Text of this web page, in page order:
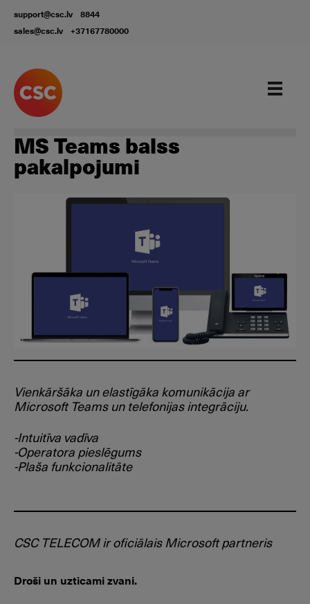
support@csc.lv
8844
sales@csc.lv
+37167780000
Our services
MS Teams balss
pakalpojumi
Vienkāršāka un elastīgāka komunikācija ar
Microsoft Teams un telefonijas integrāciju.
-Intuitīva vadīva
-Operatora pieslēgums
-Plaša funkcionalitāte
CSC TELECOM ir oficiālais Microsoft partneris
Droši un uzticami zvani.